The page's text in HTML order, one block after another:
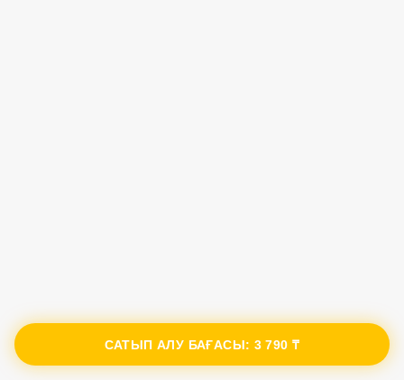
САТЫП АЛУ БАҒАСЫ: 3 790 ₸